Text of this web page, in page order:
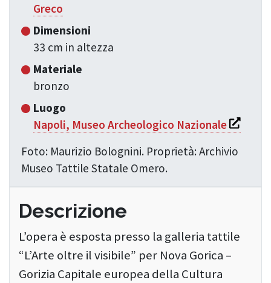
Greco
Dimensioni
33 cm in altezza
Materiale
bronzo
Luogo
Napoli, Museo Archeologico NazionaleSi apre
Foto: Maurizio Bolognini. Proprietà: Archivio
Museo Tattile Statale Omero.
Descrizione
L’opera è esposta presso la galleria tattile
“L’Arte oltre il visibile” per Nova Gorica –
Gorizia Capitale europea della Cultura